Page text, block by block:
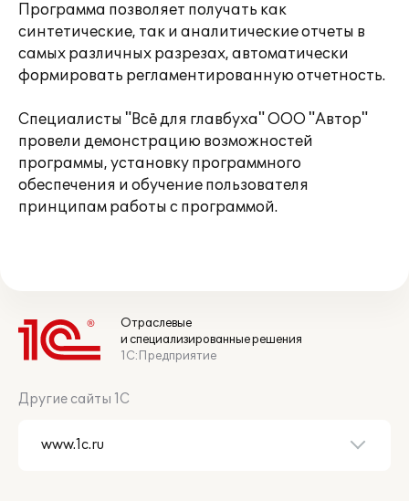
Программа позволяет получать как
синтетические, так и аналитические отчеты в
самых различных разрезах, автоматически
формировать регламентированную отчетность.
Специалисты "Всё для главбуха" ООО "Автор"
провели демонстрацию возможностей
программы, установку программного
обеспечения и обучение пользователя
принципам работы с программой.
Отраслевые
и специализированные решения
1С:Предприятие
Другие сайты 1С